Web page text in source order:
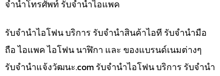
จำนำโทรศัพท์ รับจำนำไอแพค
รับจำนำไอโฟน บริการ รับจำนำสินค้าไอที รับจำนำมือ
ถือ ไอแพค ไอโฟน นาฬิกา และ ของแบรนด์เนมต่างๆ
รับจํานําแจ้งวัฒนะ.com รับจำนำไอโฟน บริการ รับจำนำ